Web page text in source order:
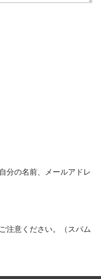
分の名前、メールアドレ
注意ください。（スパム